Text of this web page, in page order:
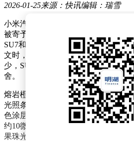
2026-01-25来源：快讯编辑：瑞雪
小米汽车曾力推的熔岩橙配色，如
被寄予厚望的独特车漆，因消费者
SU7和YU7车型上停止供应。小米创
文时，连发三个泪目表情，直言“该
少，SU7和YU7均已下架”，言语间
舍。
熔岩橙的工艺设计堪称精细。它采用
光照条件下呈现截然不同的视觉效
色涂层以高彩度橙色为主，由纯粹
约10微米；强光照射时，第二层半
果珠光构成，涂层厚度仅6微米。原